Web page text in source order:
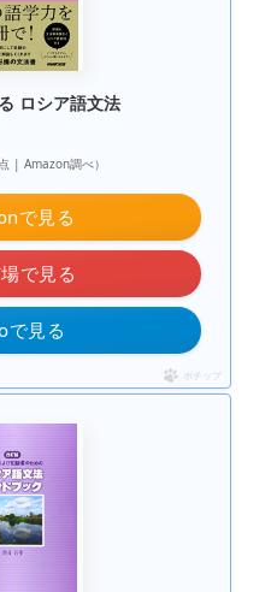
ロシア語文法
| Amazon調べ）
で見る
で見る
で見る
ポチップ